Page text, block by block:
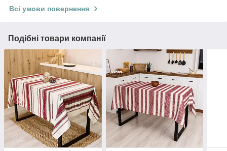
Всі умови повернення
Подібні товари компанії